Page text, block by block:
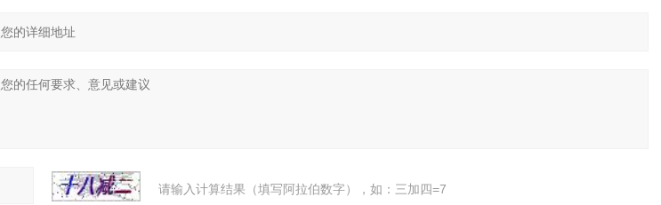
请输入计算结果（填写阿拉伯数字），如：三加四=7